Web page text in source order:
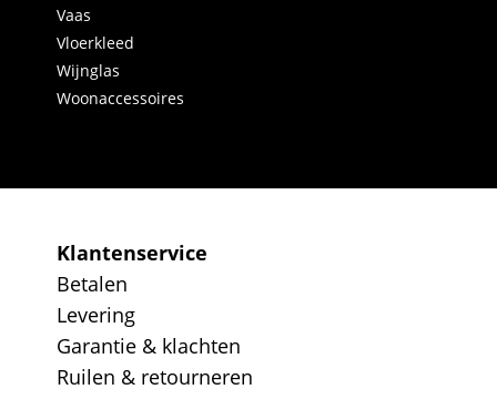
Vaas
Vloerkleed
Wijnglas
Woonaccessoires
Klantenservice
Betalen
Levering
Garantie & klachten
Ruilen & retourneren